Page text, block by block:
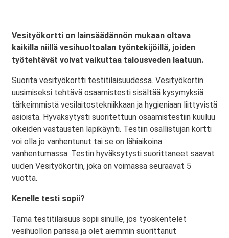
Vesityökortti on lainsäädännön mukaan oltava
kaikilla niillä vesihuoltoalan työntekijöillä, joiden
työtehtävät voivat vaikuttaa talousveden laatuun.
Suorita vesityökortti testitilaisuudessa. Vesityökortin
uusimiseksi tehtävä osaamistesti sisältää kysymyksiä
tärkeimmistä vesilaitostekniikkaan ja hygieniaan liittyvistä
asioista. Hyväksytysti suoritettuun osaamistestiin kuuluu
oikeiden vastausten läpikäynti. Testiin osallistujan kortti
voi olla jo vanhentunut tai se on lähiaikoina
vanhentumassa. Testin hyväksytysti suorittaneet saavat
uuden Vesityökortin, joka on voimassa seuraavat 5
vuotta.
Kenelle testi sopii?
Tämä testitilaisuus sopii sinulle, jos työskentelet
vesihuollon parissa ja olet aiemmin suorittanut